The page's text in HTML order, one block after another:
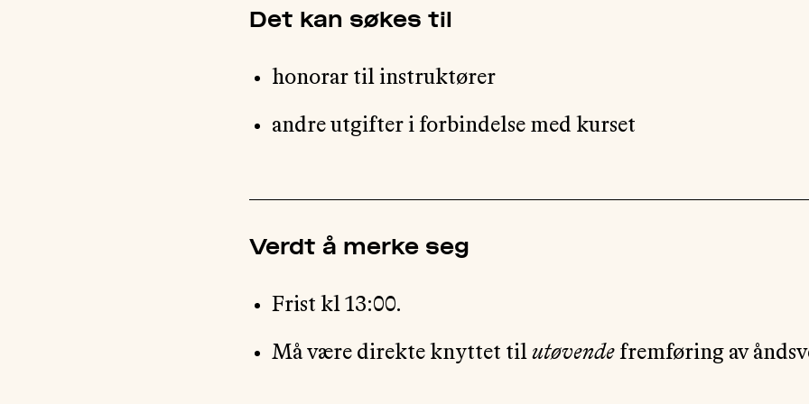
Det kan søkes til
honorar til instruktører
andre utgifter i forbindelse med kurset
Verdt å merke seg
Frist kl 13:00.
Må være direkte knyttet til utøvende fremføring av